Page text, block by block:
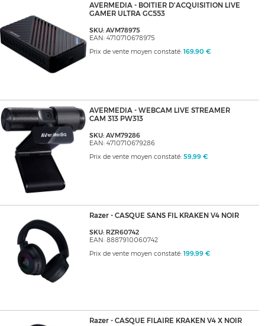
AVERMEDIA - BOITIER D'ACQUISITION LIVE
GAMER ULTRA GC553
SKU: AVM78975
EAN: 4710710678975
Prix de vente moyen constaté: 169,90 €
AVERMEDIA - WEBCAM LIVE STREAMER
CAM 313 PW313
SKU: AVM79286
EAN: 4710710679286
Prix de vente moyen constaté: 59,99 €
Razer - CASQUE SANS FIL KRAKEN V4 NOIR
SKU: RZR60742
EAN: 8887910060742
Prix de vente moyen constaté: 199,99 €
Razer - CASQUE FILAIRE KRAKEN V4 X NOIR